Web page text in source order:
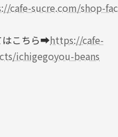
cafe-sucre.com/shop-
はこちら➡https://cafe-
ichigegoyou-beans